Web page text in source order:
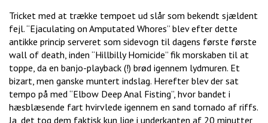
Tricket med at trække tempoet ud slår som bekendt sjældent
fejl. “Ejaculating on Amputated Whores” blev efter dette
antikke princip serveret som sidevogn til dagens første første
wall of death, inden “Hillbilly Homicide” fik morskaben til at
toppe, da en banjo-playback (!) brød igennem lydmuren. Et
bizart, men ganske muntert indslag. Herefter blev der sat
tempo på med “Elbow Deep Anal Fisting”, hvor bandet i
hæsblæsende fart hvirvlede igennem en sand tornado af riffs.
Ja, det tog dem faktisk kun lige i underkanten af 20 minutter